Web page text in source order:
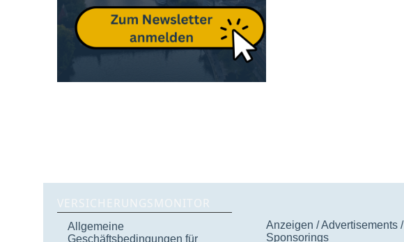
VERSICHERUNGSMONITOR
Allgemeine
Geschäftsbedingungen für
Anzeigen / Advertisements /
Sponsorings